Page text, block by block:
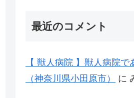
最近のコメント
【 獣人病院 】獣人病院
（神奈川県小田原市）
に